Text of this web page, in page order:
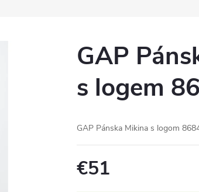
GAP
s logem
GAP Pánska Mikina s logom
€51